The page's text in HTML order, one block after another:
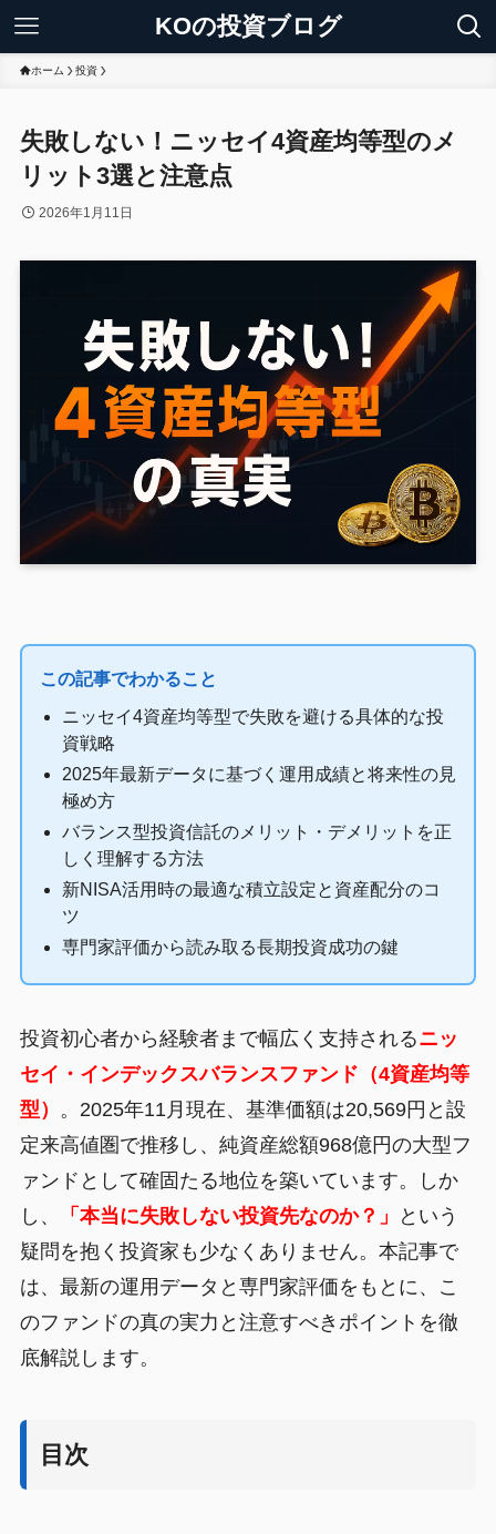
KOの投資ブログ
ホーム 投資
失敗しない！ニッセイ4資産均等型のメ
リット3選と注意点
2026年1月11日
この記事でわかること
ニッセイ4資産均等型で失敗を避ける具体的な投
資戦略
2025年最新データに基づく運用成績と将来性の見
極め方
バランス型投資信託のメリット・デメリットを正
しく理解する方法
新NISA活用時の最適な積立設定と資産配分のコ
ツ
専門家評価から読み取る長期投資成功の鍵
投資初心者から経験者まで幅広く支持されるニッ
セイ・インデックスバランスファンド（4資産均等
型）
。2025年11月現在、基準価額は20,569円と設
定来高値圏で推移し、純資産総額968億円の大型フ
ァンドとして確固たる地位を築いています。しか
し、
「本当に失敗しない投資先なのか？」
という
疑問を抱く投資家も少なくありません。本記事で
は、最新の運用データと専門家評価をもとに、こ
のファンドの真の実力と注意すべきポイントを徹
底解説します。
目次